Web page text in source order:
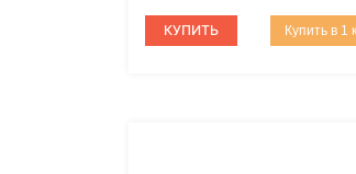
КУПИТЬ Купить в 1